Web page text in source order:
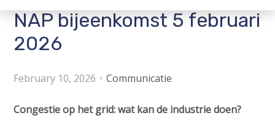
J
u
m
p
o
a
s
NAP bijeenkomst 5 februari
2026
February 10, 2026 Communicatie
Congestie op het grid: wat kan de industrie doen?
Jubileumjaar